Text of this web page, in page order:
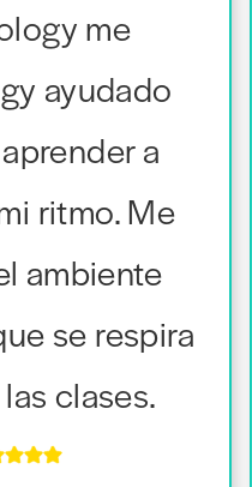
me
ayudado
a
ritmo. Me
ambiente
se respira
clases.